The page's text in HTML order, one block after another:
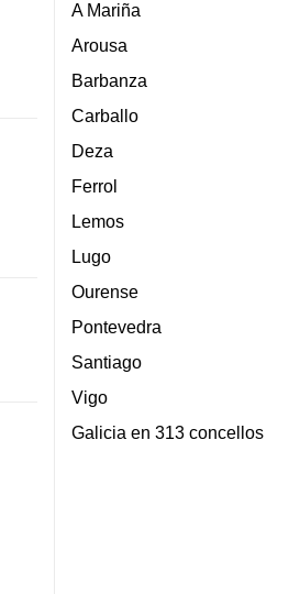
A Mariña
Arousa
Barbanza
Carballo
Deza
Ferrol
Lemos
Lugo
Ourense
Pontevedra
Santiago
Vigo
Galicia en 313 concellos